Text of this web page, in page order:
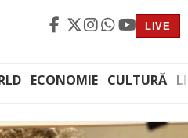
LIVE
ECONOMIE CULTURĂ